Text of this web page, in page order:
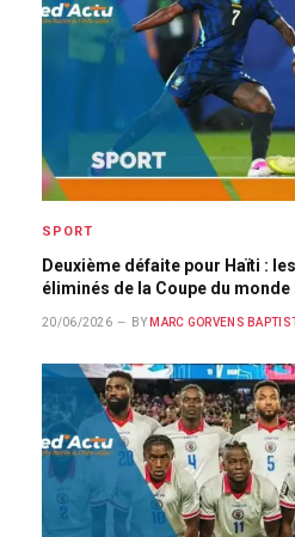
SPORT
Deuxième défaite pour Haïti :
éliminés de la Coupe du monde
20/06/2026 BY MARC GORVENS